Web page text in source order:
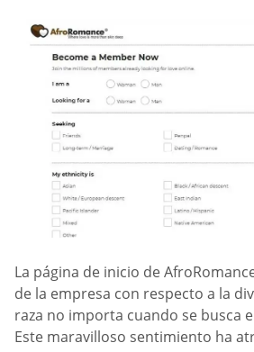
La página de inicio de
de la empresa con respecto a la
raza no importa cuando se busca
Este maravilloso sentimiento ha